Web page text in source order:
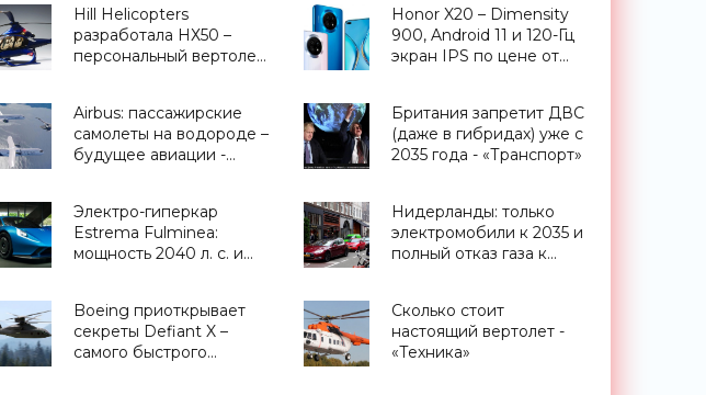
Hill Helicopters
разработала НХ50 –
персональный вертолет
Honor X20 – Dimensity
900, Android 11 и 120-Гц
экран IPS по цене от
Airbus: пассажирские
самолеты на водороде –
будущее авиации -
Британия запретит ДВС
(даже в гибридах) уже с
2035 года - «Транспорт»
Электро-гиперкар
Estrema Fulminea:
мощность 2040 л. с. и
«Транспорт»
Нидерланды: только
электромобили к 2035 и
полный отказ газа к
Boeing приоткрывает
секреты Defiant X –
самого быстрого
Сколько стоит
настоящий вертолет -
«Техника»